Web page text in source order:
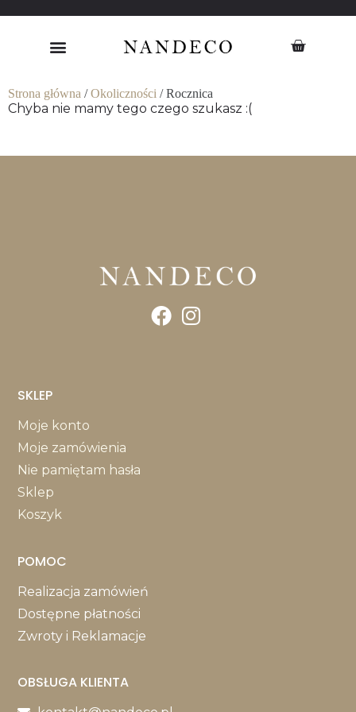
Strona główna /Okoliczności / Rocznica
Chyba nie mamy tego czego szukasz :(
SKLEP
Moje konto
Moje zamówienia
Nie pamiętam hasła
Sklep
Koszyk
POMOC
Realizacja zamówień
Dostępne płatności
Zwroty i Reklamacje
OBSŁUGA KLIENTA